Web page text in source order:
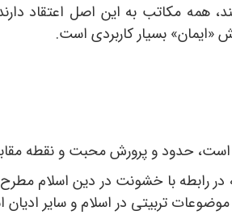
همه مکاتب به این اصل اعتقاد
«ایمان» بسیار کاربردی است.
است، حدود و پرورش محبت و نقطه
رابطه با خشونت در دین اسلام
تربیتی در اسلام و سایر